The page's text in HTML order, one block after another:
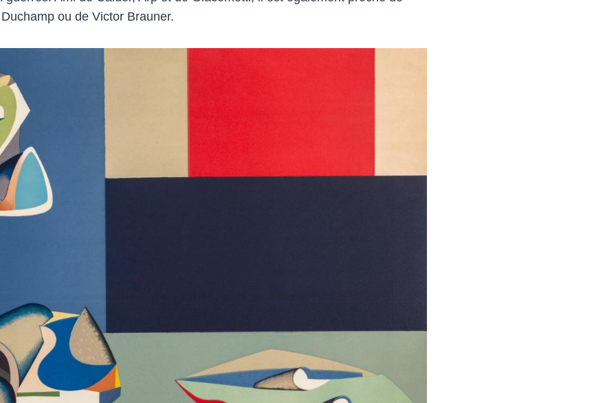
ou de Victor Brauner.